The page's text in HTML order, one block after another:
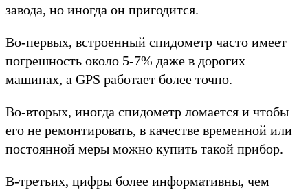
завода, но иногда он пригодится.
Во-первых, встроенный спидометр часто имеет
погрешность около 5-7% даже в дорогих
машинах, а GPS работает более точно.
Во-вторых, иногда спидометр ломается и чтобы
его не ремонтировать, в качестве временной или
постоянной меры можно купить такой прибор.
В-третьих, цифры более информативны, чем